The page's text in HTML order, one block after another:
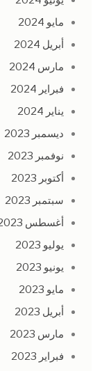
مايو 2024
أبريل 2024
مارس 2024
فبراير 2024
يناير 2024
ديسمبر 2023
نوفمبر 2023
أكتوبر 2023
سبتمبر 2023
أغسطس 2023
يوليو 2023
يونيو 2023
مايو 2023
أبريل 2023
مارس 2023
فبراير 2023